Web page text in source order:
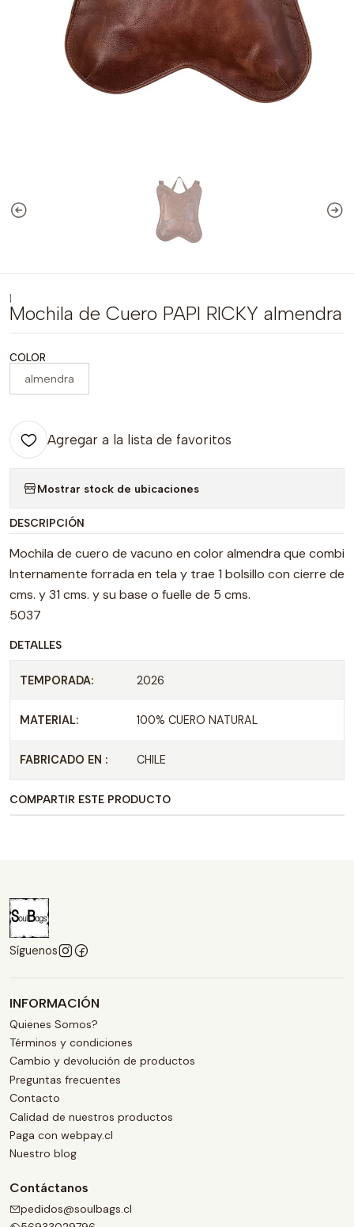
Mochila de Cuero PAPI RICKY almendra
COLOR
almendra
Agregar a la lista de favoritos
Mostrar stock de ubicaciones
DESCRIPCIÓN
Mochila de cuero de vacuno en color almendra que
Internamente forrada en tela y trae 1 bolsillo con cierre de
cms. y 31 cms. y su base o fuelle de 5 cms.
5037
DETALLES
TEMPORADA: 2026
MATERIAL: 100% CUERO NATURAL
FABRICADO EN : CHILE
COMPARTIR ESTE PRODUCTO
Síguenos
INFORMACIÓN
Quienes Somos?
Términos y condiciones
Cambio y devolución de productos
Preguntas frecuentes
Contacto
Calidad de nuestros productos
Paga con webpay.cl
Nuestro blog
Contáctanos
pedidos@soulbags.cl